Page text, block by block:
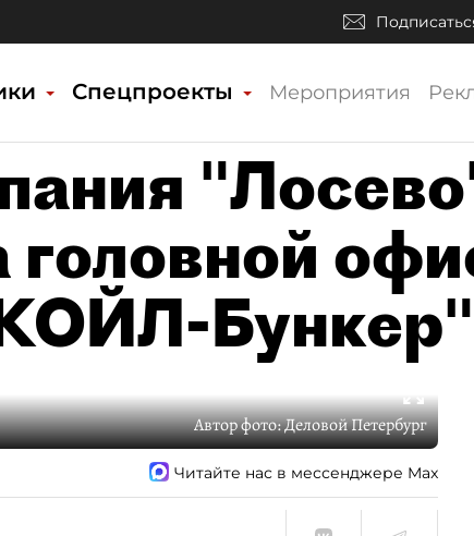
Спецпроекты Мероприятия
головной
Бункер"
Автор фото:Деловой Петербург
Читайте нас в мессенджере Max